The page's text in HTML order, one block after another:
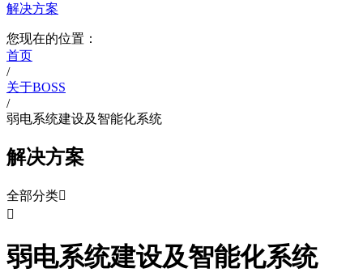
解决方案
您现在的位置：
首页
/
关于BOSS
/
弱电系统建设及智能化系统
解决方案
全部分类

弱电系统建设及智能化系统